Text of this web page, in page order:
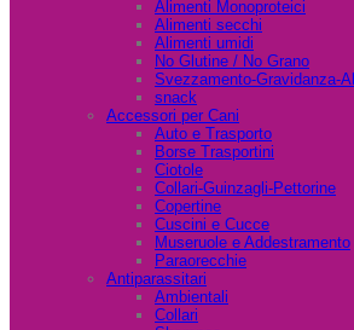
Alimenti Monoproteici
Alimenti secchi
Alimenti umidi
No Glutine / No Grano
Svezzamento-Gravidanza-
snack
Accessori per Cani
Auto e Trasporto
Borse Trasportini
Ciotole
Collari-Guinzagli-Pettorine
Copertine
Cuscini e Cucce
Museruole e Addestramento
Paraorecchie
Antiparassitari
Ambientali
Collari